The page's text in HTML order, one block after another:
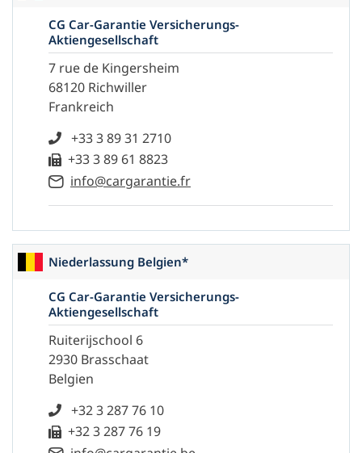
CG Car-Garantie Versicherungs-
Aktiengesellschaft
7 rue de Kingersheim
68120 Richwiller
Frankreich
+33 3 89 31 2710
+33 3 89 61 8823
info@cargarantie.fr
Niederlassung Belgien*
CG Car-Garantie Versicherungs-
Aktiengesellschaft
Ruiterijschool 6
2930 Brasschaat
Belgien
+32 3 287 76 10
+32 3 287 76 19